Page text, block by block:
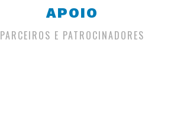
APOIO
PARCEIROS E PATROCINADORES